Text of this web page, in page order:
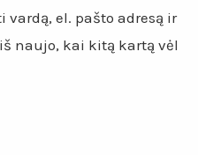
el. pašto adresą ir
naujo, kai kitą kartą vėl